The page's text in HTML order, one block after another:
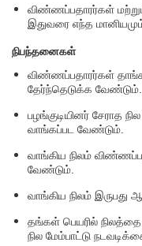
விண்ணப்பதாரர்கள்
இதுவரை எந்த
நிபந்தனைகள்
விண்ணப்பதாரர்கள்
தேர்ந்தெடுக்க வேண்டும்.
பழங்குடியினர் சேராத
வாங்கப்பட வேண்டும்.
வாங்கிய நிலம்
வேண்டும்.
வாங்கிய நிலம் இருபது
தங்கள் பெயரில்
நில மேம்பாட்டு